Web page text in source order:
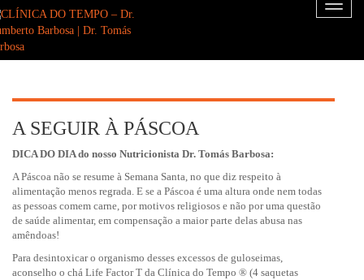
Toggle
A SEGUIR À PÁSCOA
DICA DO DIA do nosso Nutricionista Dr. Tomás Barbosa:
A Páscoa não se resume à Semana Santa, no que diz respeito à
alimentação menos regrada. E se a Páscoa é uma altura onde nem todas
as pessoas comem carne, por motivos religiosos e não por uma questão
de saúde alimentar, em compensação a maior parte delas abusa nas
amêndoas!
Para desintoxicar o organismo desses excessos de guloseimas,
aconselho o chá Life Factor T da Clínica do Tempo ® (4 saquetas